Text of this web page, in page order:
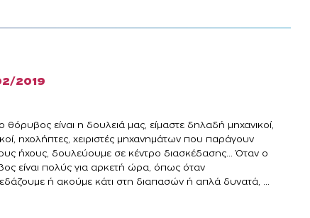
2019
θόρυβος είναι η δουλειά μας, είμαστε δηλαδή μηχανικοί,
ηχολήπτες, χειριστές μηχανημάτων που παράγουν
ήχους, δουλεύουμε σε κέντρο διασκέδασης... Όταν ο
είναι πολύς για αρκετή ώρα, όπως όταν
ή ακούμε κάτι στη διαπασών ή απλά δυνατά, ...